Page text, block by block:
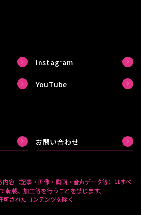
Instagram
YouTube
お問い合わせ
内容（記事・画像・動画・音声データ等）はすべ
転載、加工等を行うことを禁じます。
可されたコンテンツを除く